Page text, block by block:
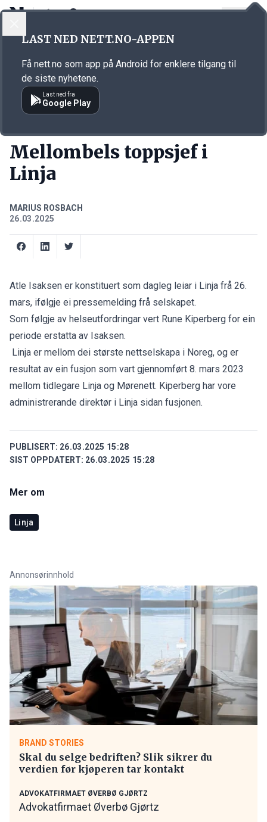
Annonsørinnhold
Mellombels toppsjef i
Linja
MARIUS ROSBACH
26.03.2025
Atle Isaksen er konstituert som dagleg leiar i Linja frå 26.
mars, ifølgje ei pressemelding frå selskapet.
Som følgje av helseutfordringar vert Rune Kiperberg for ein
periode erstatta av Isaksen.
Linja er mellom dei største nettselskapa i Noreg, og er
resultat av ein fusjon som vart gjennomført 8. mars 2023
mellom tidlegare Linja og Mørenett. Kiperberg har vore
administrerande direktør i Linja sidan fusjonen.
PUBLISERT: 26.03.2025 15:28
SIST OPPDATERT: 26.03.2025 15:28
Mer om
Linja
Annonsørinnhold
BRAND STORIES
Skal du selge bedriften? Slik sikrer du
verdien før kjøperen tar kontakt
ADVOKATFIRMAET ØVERBØ GJØRTZ
Advokatfirmaet Øverbø Gjørtz
LAST NED NETT.NO-APPEN
Få nett.no som app på Android for enklere tilgang til
de siste nyhetene.
Last ned fra
Google Play